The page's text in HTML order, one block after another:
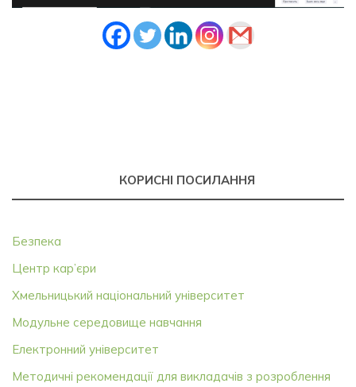
КОРИСНІ ПОСИЛАННЯ
Безпека
Центр кар’єри
Хмельницький національний університет
Модульне середовище навчання
Електронний університет
Методичні рекомендації для викладачів з розроблення